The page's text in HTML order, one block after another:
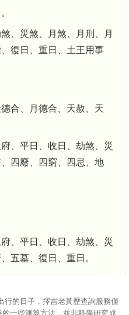
、災煞、月煞、月刑、月
復日、重日、土王用事
合、月德合、天赦、天
、平日、收日、劫煞、災
四廢、四窮、四忌、地
、平日、收日、劫煞、災
五墓、復日、重日。
行的日子，擇吉老黃歷查詢服務僅
一些測算方法，並非科學研究成